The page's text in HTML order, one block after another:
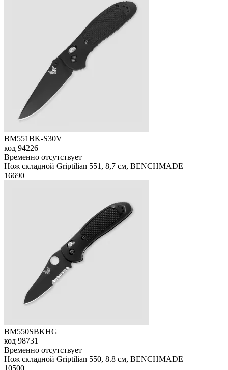
BM551BK-S30V
код 94226
Временно отсутствует
Нож складной Griptilian 551, 8,7 см, BENCHMADE
16690
BM550SBKHG
код 98731
Временно отсутствует
Нож складной Griptilian 550, 8.8 см, BENCHMADE